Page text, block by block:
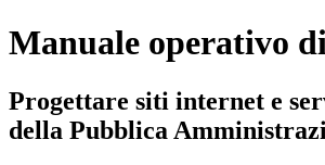
Manuale operativo
Progettare siti internet e
della Pubblica